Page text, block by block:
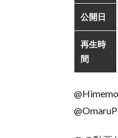
公開日
再生時
間